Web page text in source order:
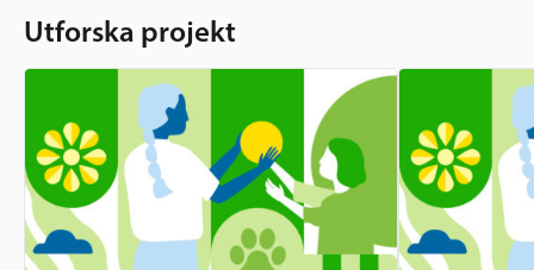
Utforska projekt